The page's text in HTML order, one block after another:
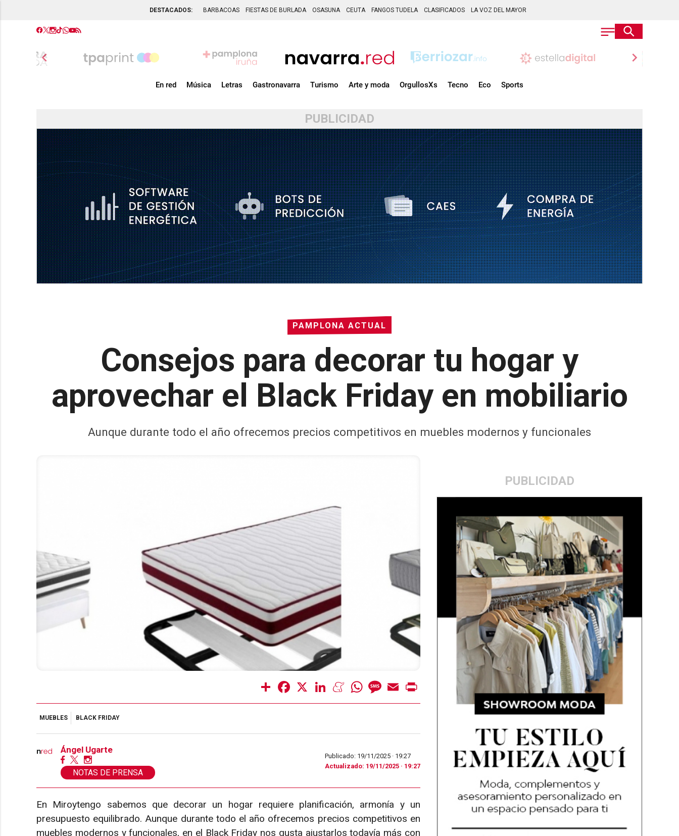
DESTACADOS: BARBACOAS FIESTAS DE BURLADA OSASUNA CEUTA FANGOS TUDELA CLASIFICADOS LA VOZ DEL MAYOR
chevron_left chevron_right
En red Música Letras Gastronavarra Turismo Arte y moda OrgullosXs Tecno Eco Sports
PUBLICIDAD
PAMPLONA ACTUAL
Consejos para decorar tu hogar y
aprovechar el Black Friday en mobiliario
Aunque durante todo el año ofrecemos precios competitivos en muebles modernos y funcionales
PUBLICIDAD
Share Facebook LinkedInMeneameWhatsAppMessage
Email
MUEBLES BLACK FRIDAY
Ángel Ugarte
NOTAS DE PRENSA
Publicado: 19/11/2025 · 19:27
Actualizado: 19/11/2025 · 19:27
En Miroytengo sabemos que decorar un hogar requiere planificación, armonía y un
presupuesto equilibrado. Aunque durante todo el año ofrecemos precios competitivos en
muebles modernos y funcionales, en el Black Friday nos gusta ajustarlos todavía más con